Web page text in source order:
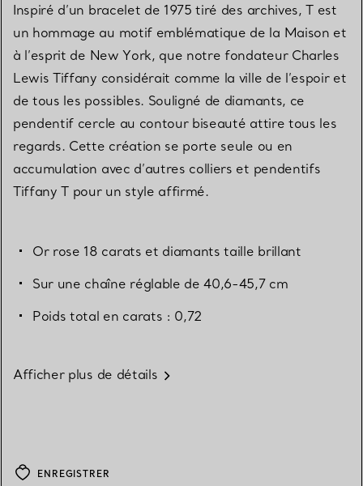
Inspiré d’un bracelet de 1975 tiré des archives, T est
un hommage au motif emblématique de la Maison et
à l’esprit de New York, que notre fondateur Charles
Lewis Tiffany considérait comme la ville de l’espoir et
de tous les possibles. Souligné de diamants, ce
pendentif cercle au contour biseauté attire tous les
regards. Cette création se porte seule ou en
accumulation avec d’autres colliers et pendentifs
Tiffany T pour un style affirmé.
Or rose 18 carats et diamants taille brillant
Sur une chaîne réglable de 40,6-45,7 cm
Poids total en carats : 0,72
Afficher plus de détails
ENREGISTRER